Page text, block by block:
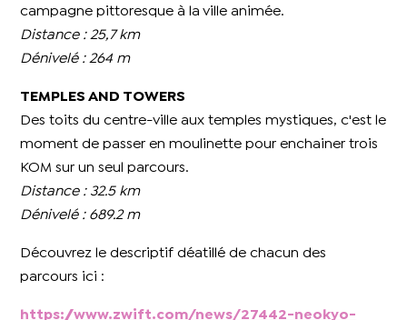
campagne pittoresque à la ville animée.
Distance : 25,7 km
Dénivelé : 264 m
TEMPLES AND TOWERS
Des toits du centre-ville aux temples mystiques, c'est le
moment de passer en moulinette pour enchainer trois
KOM sur un seul parcours.
Distance : 32.5 km
Dénivelé : 689.2 m
Découvrez le descriptif déatillé de chacun des
parcours ici :
https://www.zwift.com/news/27442-neokyo-